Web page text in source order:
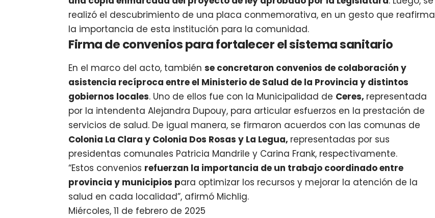
realizó el descubrimiento de una placa conmemorativa, en un gesto que reafirma
la importancia de esta institución para la comunidad.
Firma de convenios para fortalecer el sistema sanitario
En el marco del acto, tambiénse concretaron convenios de colaboración y
asistencia recíproca entre el Ministerio de Salud de la Provincia y distintos
gobiernos locales. Uno de ellos fue con la Municipalidad de Ceres, representada
por la intendenta Alejandra Dupouy, para articular esfuerzos en la prestación de
servicios de salud. De igual manera, se firmaron acuerdos con las comunas de
Colonia La Clara y Colonia Dos Rosas y La Legua, representadas por sus
presidentas comunales Patricia Mandrile y Carina Frank, respectivamente.
“Estos convenios refuerzan la importancia de un trabajo coordinado entre
provincia y municipios para optimizar los recursos y mejorar la atención de la
salud en cada localidad”, afirmó Michlig.
Miércoles, 11 de febrero de 2025